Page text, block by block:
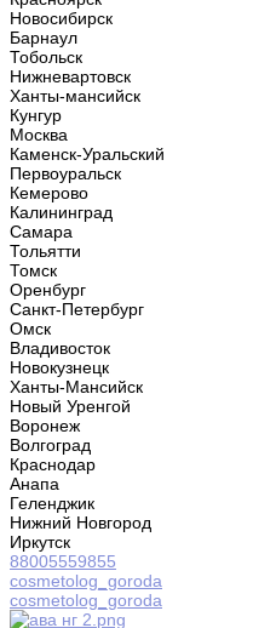
Новосибирск
Барнаул
Тобольск
Нижневартовск
Ханты-мансийск
Кунгур
Москва
Каменск-Уральский
Первоуральск
Кемерово
Калининград
Самара
Тольятти
Томск
Оренбург
Санкт-Петербург
Омск
Владивосток
Новокузнецк
Ханты-Мансийск
Новый Уренгой
Воронеж
Волгоград
Краснодар
Анапа
Геленджик
Нижний Новгород
Иркутск
88005559855
cosmetolog_goroda
cosmetolog_goroda